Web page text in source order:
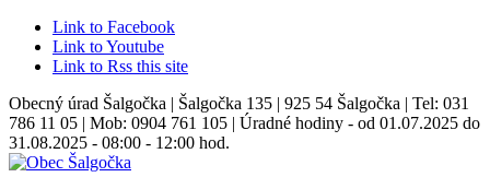
Link to Facebook
Link to Youtube
Link to Rss this site
Obecný úrad Šalgočka | Šalgočka 135 | 925 54 Šalgočka | Tel: 031
786 11 05 | Mob: 0904 761 105 | Úradné hodiny - od 01.07.2025 do
31.08.2025 - 08:00 - 12:00 hod.